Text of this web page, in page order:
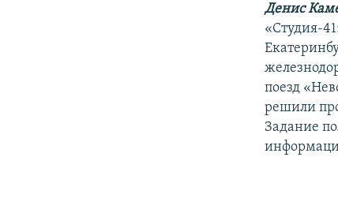
Денис
«Студия-
поезд
решили
Задание